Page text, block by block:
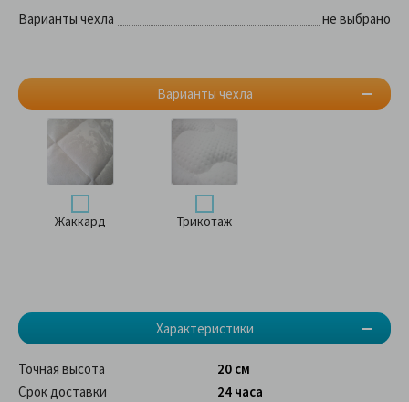
Варианты чехла не выбрано
Варианты чехла
Жаккард Трикотаж
Характеристики
Точная высота
20 см
Срок доставки
24 часа